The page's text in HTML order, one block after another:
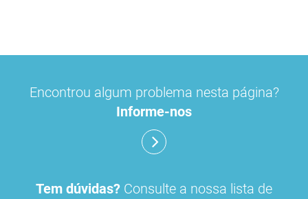
Encontrou algum problema nesta página?
Informe-nos
Tem dúvidas? Consulte a nossa lista de